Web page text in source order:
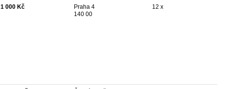
1 000 Kč
Praha 4
140 00
12 x